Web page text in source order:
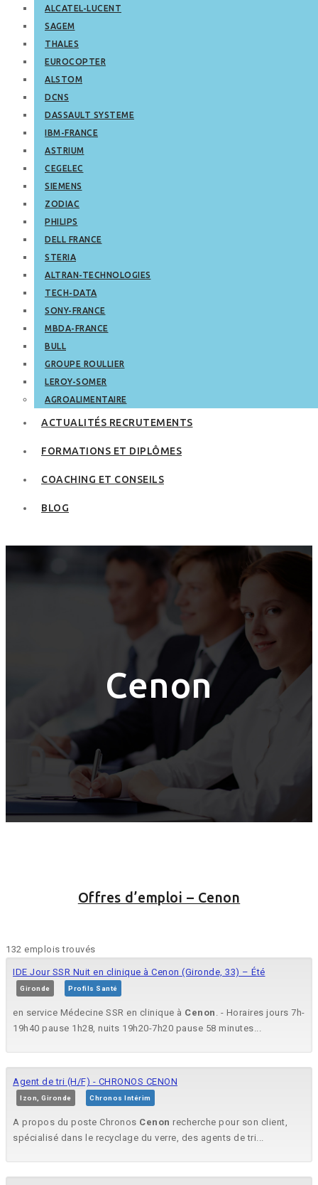
ALCATEL-LUCENT
SAGEM
THALES
EUROCOPTER
ALSTOM
DCNS
DASSAULT SYSTEME
IBM-FRANCE
ASTRIUM
CEGELEC
SIEMENS
ZODIAC
PHILIPS
DELL FRANCE
STERIA
ALTRAN-TECHNOLOGIES
TECH-DATA
SONY-FRANCE
MBDA-FRANCE
BULL
GROUPE ROULLIER
LEROY-SOMER
AGROALIMENTAIRE
ACTUALITÉS RECRUTEMENTS
FORMATIONS ET DIPLÔMES
COACHING ET CONSEILS
BLOG
Cenon
Offres d’emploi – Cenon
132 emplois trouvés
IDE Jour SSR Nuit en clinique à Cenon (Gironde, 33) – Été
Gironde Profils Santé
en service Médecine SSR en clinique à Cenon . - Horaires jours 7h-
19h40 pause 1h28, nuits 19h20-7h20 pause 58 minutes...
Agent de tri (H/F) - CHRONOS CENON
Izon, Gironde Chronos Intérim
A propos du poste Chronos Cenon recherche pour son client,
spécialisé dans le recyclage du verre, des agents de tri...